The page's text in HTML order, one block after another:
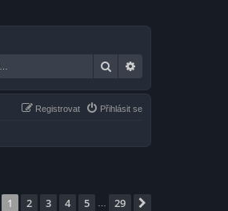
Hledat
Přihlásit se
Registrovat
Stránka z29
1 2 3 4 5 29